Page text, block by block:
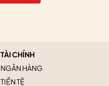
TÀI CHÍNH
NGÂN HÀNG
TIỀN TỆ